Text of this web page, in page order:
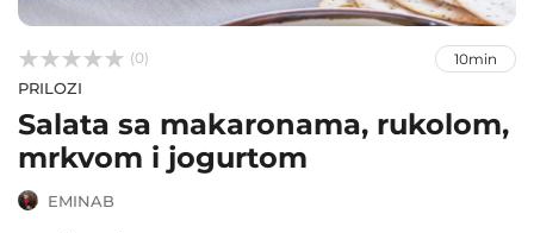


 (0) 10min
PRILOZI
Salata sa makaronama, rukolom,
mrkvom i jogurtom
EMINAB